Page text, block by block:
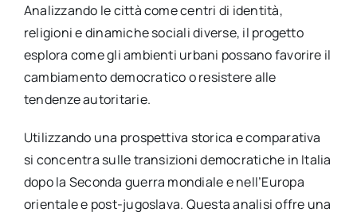
Analizzando le città come centri di identità,
religioni e dinamiche sociali diverse, il progetto
esplora come gli ambienti urbani possano favorire il
cambiamento democratico o resistere alle
tendenze autoritarie.
Utilizzando una prospettiva storica e comparativa
si concentra sulle transizioni democratiche in Italia
dopo la Seconda guerra mondiale e nell’Europa
orientale e post-jugoslava. Questa analisi offre una